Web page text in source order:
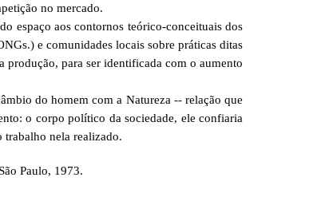
no mercado.
aos contornos teórico-conceituais dos
e comunidades locais sobre práticas ditas
produção, para ser identificada com o aumento
do homem com a Natureza -- relação que
o corpo político da sociedade, ele confiaria
trabalho nela realizado.
Paulo, 1973.